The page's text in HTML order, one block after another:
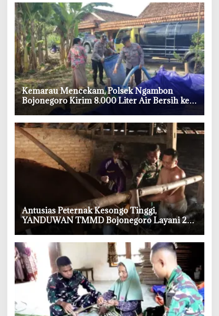
‎Kemarau Mencekam, Polsek Ngambon
Bojonegoro Kirim 8.000 Liter Air Bersih ke
Warga Bondol
‎Antusias Peternak Kesongo Tinggi,
YANDUWAN TMMD Bojonegoro Layani 278
Ternak